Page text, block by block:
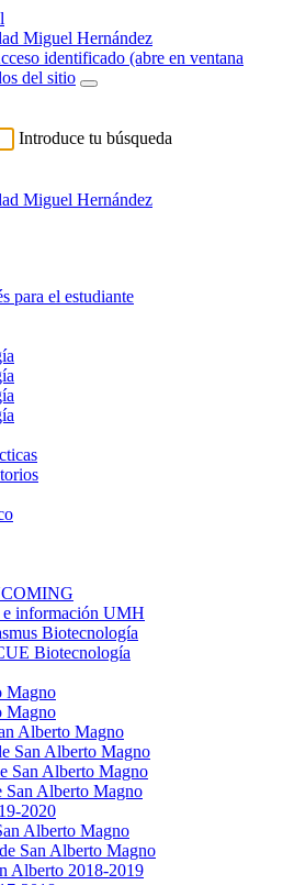
identificado (abre en ventana
del sitio
Introduce tu búsqueda
para el estudiante
e información UMH
Biotecnología
Biotecnología
Magno
Magno
Alberto Magno
San Alberto Magno
San Alberto Magno
San Alberto Magno
2020
Alberto Magno
San Alberto Magno
Alberto 2018-2019